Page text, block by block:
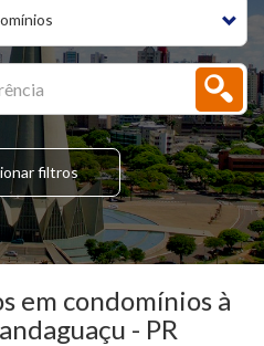
filtros
em condomínios à
- PR